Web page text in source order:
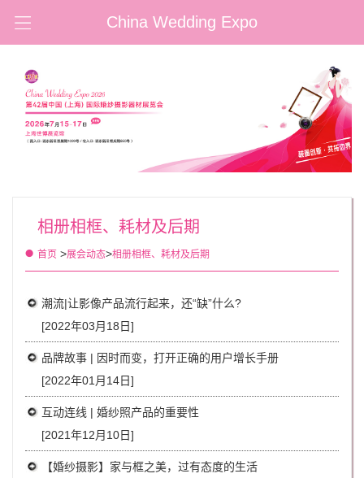
China Wedding Expo
相册相框、耗材及后期
首页 >展会动态>相册相框、耗材及后期
潮流|让影像产品流行起来，还“缺”什么?
[2022年03月18日]
品牌故事 | 因时而变，打开正确的用户增长手册
[2022年01月14日]
互动连线 | 婚纱照产品的重要性
[2021年12月10日]
【婚纱摄影】家与框之美，过有态度的生活